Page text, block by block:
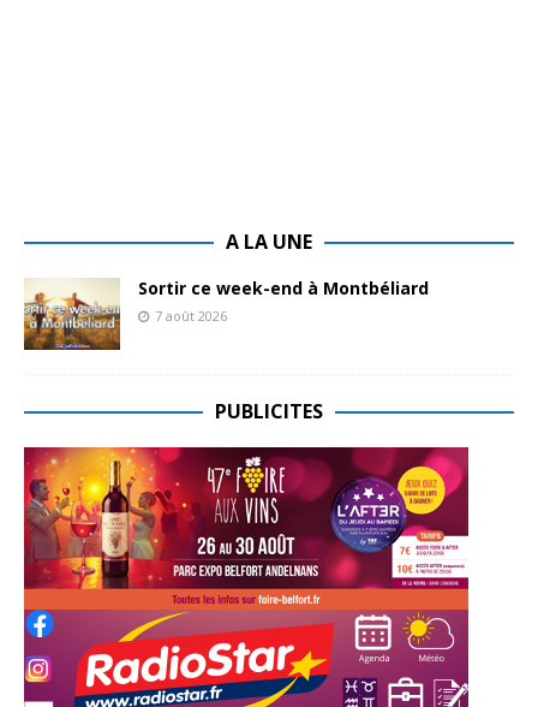
A LA UNE
Sortir ce week-end à Montbéliard
7 août 2026
PUBLICITES